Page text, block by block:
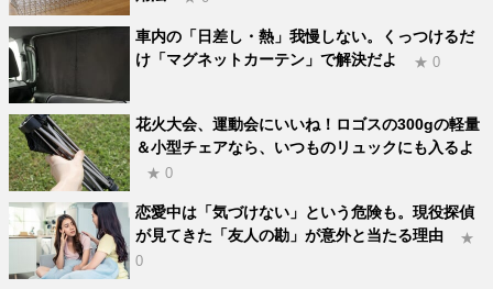
車内の「日差し・熱」我慢しない。くっつけるだ
け「マグネットカーテン」で解決だよ
★ 0
花火大会、運動会にいいね！ロゴスの300gの軽量
＆小型チェアなら、いつものリュックにも入るよ
★ 0
恋愛中は「気づけない」という危険も。現役探偵
が見てきた「友人の勘」が意外と当たる理由
★
0